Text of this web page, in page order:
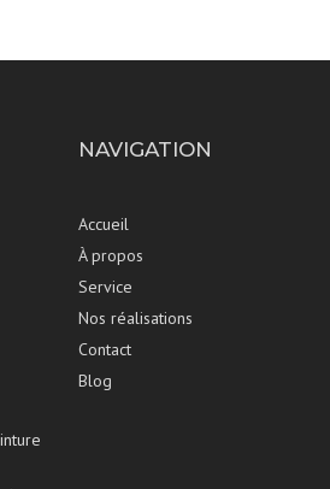
NAVIGATION
Accueil
À propos
Service
Nos réalisations
Contact
Blog